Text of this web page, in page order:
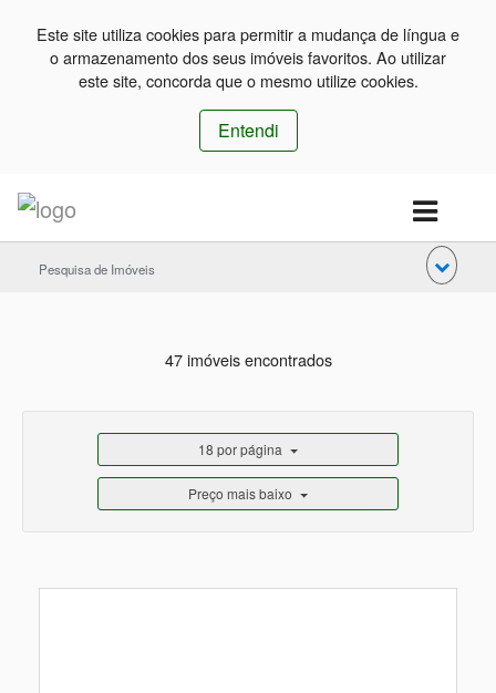
Este site utiliza cookies para permitir a mudança de língua e
o armazenamento dos seus imóveis favoritos. Ao utilizar
este site, concorda que o mesmo utilize cookies.
Entendi
Pesquisa de Imóveis
47 imóveis encontrados
18 por página
Preço mais baixo